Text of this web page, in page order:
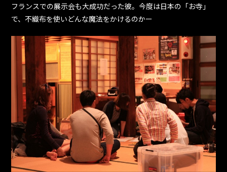
フランスでの展示会も大成功だった彼。今度は日本の「お寺」
で、不織布を使いどんな魔法をかけるのかー